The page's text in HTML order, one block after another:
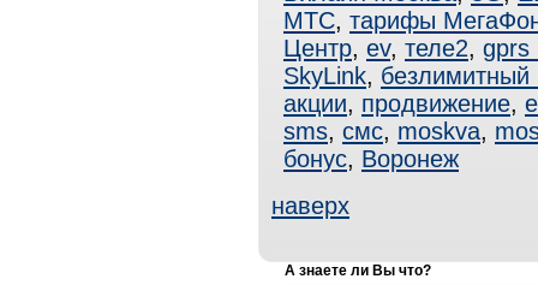
МТС, тарифы
Центр, ev, теле2, gprs
SkyLink, безлимитный
акции, продвижение,
sms, смс, moskva,
бонус, Воронеж
наверх
А знаете ли Вы что?